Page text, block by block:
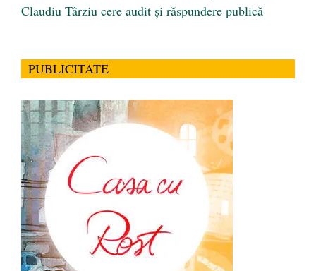
Claudiu Târziu cere audit și răspundere publică
PUBLICITATE